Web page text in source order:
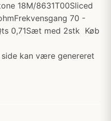
18M/8631T00Sliced
70 -
0,71Sæt med 2stk Køb
kan være genereret